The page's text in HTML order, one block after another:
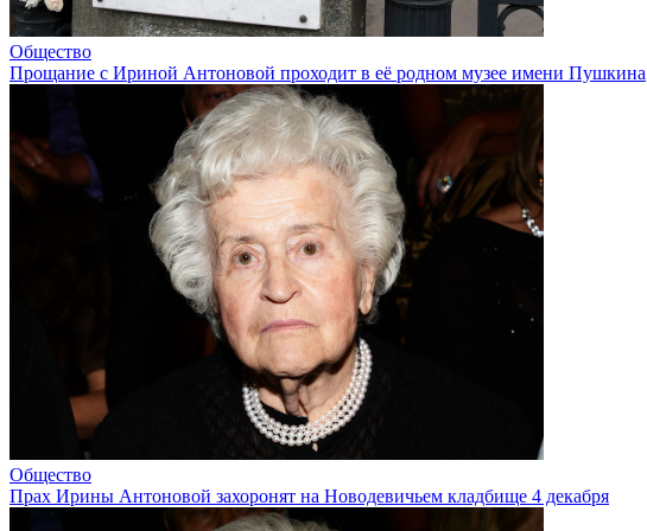
Общество
Прощание с Ириной Антоновой проходит в её родном музее имени Пушкина
Общество
Прах Ирины Антоновой захоронят на Новодевичьем кладбище 4 декабря